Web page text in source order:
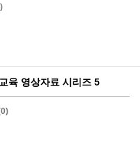
육 영상자료 시리즈 5